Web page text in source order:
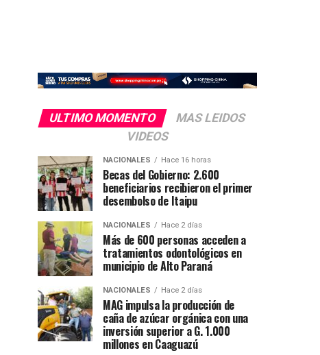
ULTIMO MOMENTO
MAS LEIDOS
VIDEOS
NACIONALES Hace 16 horas
Becas del Gobierno: 2.600
beneficiarios recibieron el primer
desembolso de Itaipu
NACIONALES Hace 2 días
Más de 600 personas acceden a
tratamientos odontológicos en
municipio de Alto Paraná
NACIONALES Hace 2 días
MAG impulsa la producción de
caña de azúcar orgánica con una
inversión superior a G. 1.000
millones en Caaguazú